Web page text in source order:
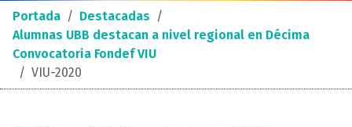
Portada / Destacadas /
Alumnas UBB destacan a nivel regional en Décima
Convocatoria Fondef VIU
/ VIU-2020